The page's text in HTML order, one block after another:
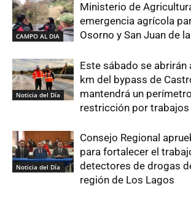
CAMPO AL DIA
Ministerio de
emergencia agrícola
Osorno y San Juan de
Noticia del Día
Este sábado se abrirán
km del bypass de
mantendrá un
restricción por trabajos
Noticia del Día
Consejo Regional
para fortalecer el
detectores de drogas
región de Los Lagos